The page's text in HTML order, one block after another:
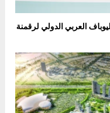
العربي الدولي لرقمنة